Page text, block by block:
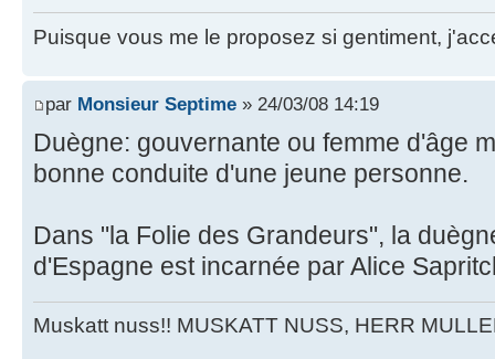
Puisque vous me le proposez si gentiment,
par Monsieur Septime » 24/03/08 14:19
Duègne: gouvernante ou femme d'âge
bonne conduite d'une jeune personne.
Dans "la Folie des Grandeurs", la
d'Espagne est incarnée par Alice
Muskatt nuss!! MUSKATT NUSS, HERR